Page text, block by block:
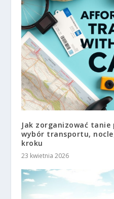
Jak zorganizować
wybór transportu,
kroku
23 kwietnia 2026